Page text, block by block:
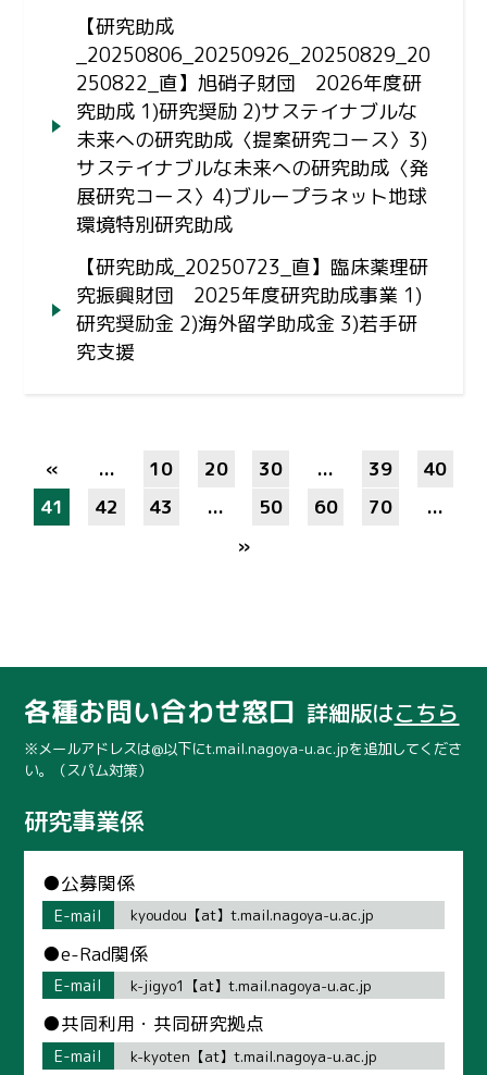
【研究助成
_20250806_20250926_20250829_20
250822_直】旭硝子財団 2026年度研
究助成 1)研究奨励 2)サステイナブルな
未来への研究助成〈提案研究コース〉3)
サステイナブルな未来への研究助成〈発
展研究コース〉4)ブループラネット地球
環境特別研究助成
【研究助成_20250723_直】臨床薬理研
究振興財団 2025年度研究助成事業 1)
研究奨励金 2)海外留学助成金 3)若手研
究支援
« ... 10 20 30 ... 39
40
41
42 43 ... 50 60 70
...
»
各種お問い合わせ窓口 詳細版はこちら
※メールアドレスは@以下にt.mail.nagoya-u.ac.jpを追加してくださ
い。（スパム対策）
研究事業係
●公募関係
E-mail kyoudou【at】t.mail.nagoya-u.ac.jp
●e-Rad関係
E-mail k-jigyo1【at】t.mail.nagoya-u.ac.jp
●共同利用・共同研究拠点
E-mail k-kyoten【at】t.mail.nagoya-u.ac.jp